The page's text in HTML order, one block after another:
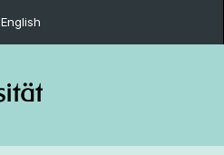
English